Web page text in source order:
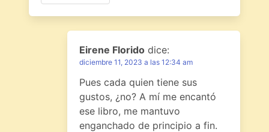
Eirene Florido dice:
diciembre 11, 2023 a las 12:34 am
Pues cada quien tiene sus
gustos, ¿no? A mí me encantó
ese libro, me mantuvo
enganchado de principio a fin.